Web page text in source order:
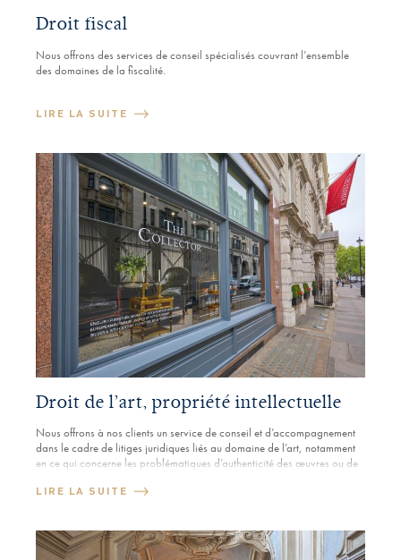
Droit fiscal
Nous offrons des services de conseil spécialisés couvrant l’ensemble
des domaines de la fiscalité.
LIRE LA SUITE
Droit de l’art, propriété intellectuelle
Nous offrons à nos clients un service de conseil et d’accompagnement
dans le cadre de litiges juridiques liés au domaine de l’art, notamment
en ce qui concerne les problématiques d’authenticité des œuvres ou de
pour protéger et promouvoir les droits de propriété intellectuelle de nos
LIRE LA SUITE